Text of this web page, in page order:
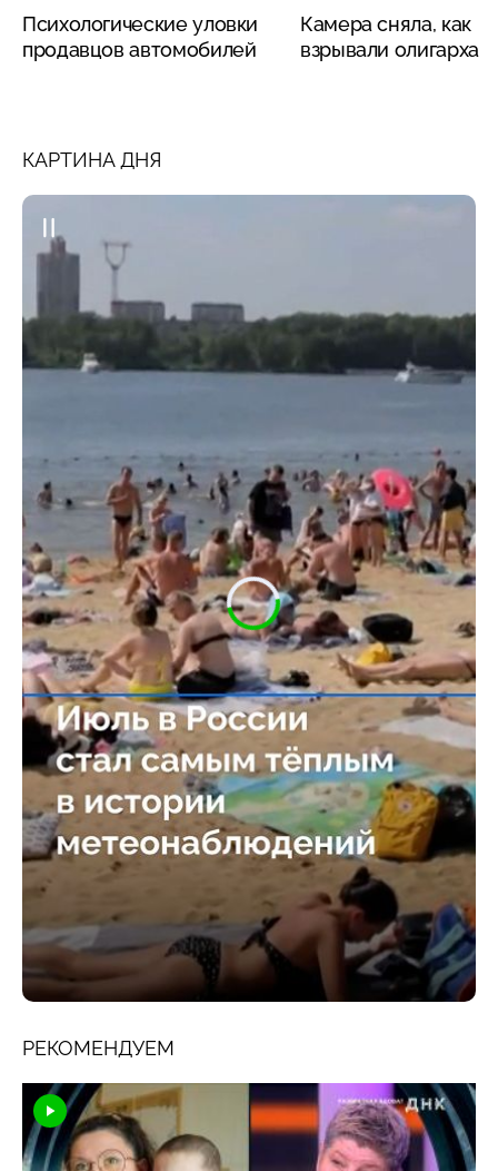
Психологические уловки
продавцов автомобилей
Камера сняла, как
взрывали олигарха
КАРТИНА ДНЯ
РЕКОМЕНДУЕМ